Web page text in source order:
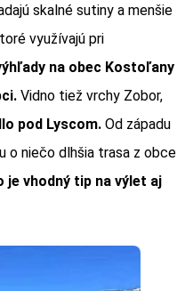
skalné sutiny a menšie
využívajú pri
na obec Kostoľany
Vidno tiež vrchy Zobor,
pod Lyscom. Od západu
o niečo dlhšia trasa z obce
vhodný tip na výlet aj